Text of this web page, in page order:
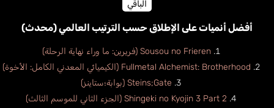
الباقي
أفضل أنميات على الإطلاق حسب الترتيب العالمي (محدث)
Sousou no Frieren (فريرين: ما وراء نهاية الرحلة)
Fullmetal Alchemist: Brotherhood (الكيميائي المعدني الكامل: الأخوة)
Steins;Gate (بوابة؛ستاينز)
Shingeki no Kyojin 3 Part 2 (الجزء الثاني للموسم الثالث)